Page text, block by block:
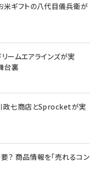
米ギフトの八代目儀兵衛が
ームエアラインズが実
台裏
政七商店とSprocketが実
？ 商品情報を「売れるコン